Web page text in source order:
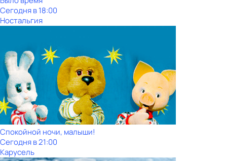
Сегодня в 18:00
Ностальгия
Спокойной ночи, малыши!
Сегодня в 21:00
Карусель